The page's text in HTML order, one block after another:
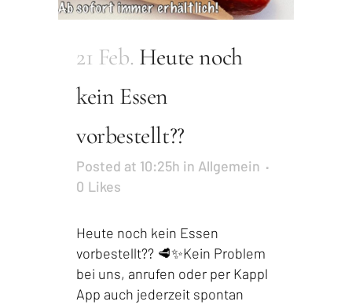
21 Feb. Heute noch
kein Essen
vorbestellt??
Posted at 10:25h in Allgemein
0 Likes
Heute noch kein Essen
vorbestellt?? 🥩✨Kein Problem
bei uns, anrufen oder per Kappl
App auch jederzeit spontan